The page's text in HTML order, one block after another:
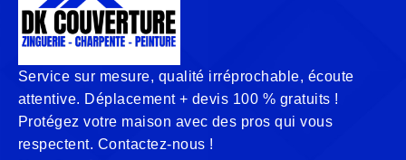
Service sur mesure, qualité irréprochable, écoute
attentive. Déplacement + devis 100 % gratuits !
Protégez votre maison avec des pros qui vous
respectent. Contactez-nous !